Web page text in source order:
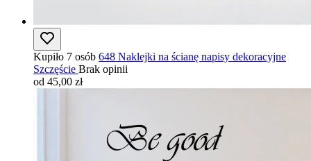
Kupiło 7 osób 648 Naklejki na ścianę napisy dekoracyjne
Szczęście Brak opinii
od 45,00 zł